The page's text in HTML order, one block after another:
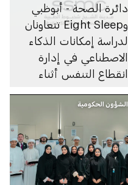
دائرة الصحة - أبوظبي
وEight Sleep تتعاونان
لدراسة إمكانات الذكاء
الاصطناعي في إدارة
انقطاع التنفس أثناء
الشؤون الحكومية